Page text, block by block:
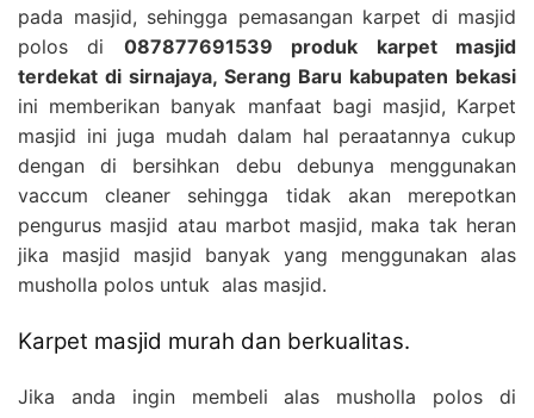
pada masjid, sehingga pemasangan karpet di masjid
polos di 087877691539 produk karpet masjid
terdekat di sirnajaya, Serang Baru kabupaten bekasi
ini memberikan banyak manfaat bagi masjid, Karpet
masjid ini juga mudah dalam hal peraatannya cukup
dengan di bersihkan debu debunya menggunakan
vaccum cleaner sehingga tidak akan merepotkan
pengurus masjid atau marbot masjid, maka tak heran
jika masjid masjid banyak yang menggunakan alas
musholla polos untuk alas masjid.
Karpet masjid murah dan berkualitas.
Jika anda ingin membeli alas musholla polos di